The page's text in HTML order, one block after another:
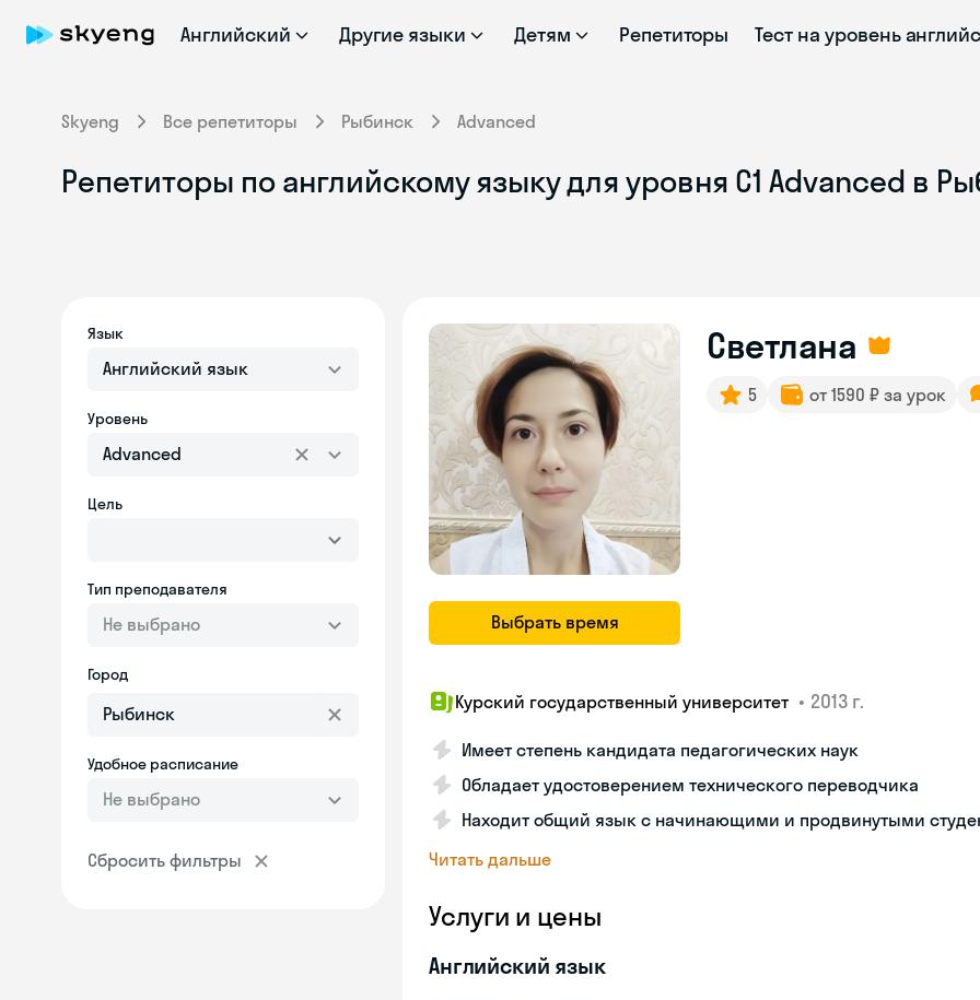
Английский Другие языки Детям Репетиторы Тест на уровень
Skyeng Все репетиторы Рыбинск Advanced
Репетиторы по английскому языку для уровня C1 Advanced в
Язык
Английский язык
Уровень
Advanced
Цель
Тип преподавателя
Не выбрано
Город
Удобное расписание
Не выбрано
Сбросить фильтры
Выбрать время
Светлана
5 от 1590 ₽ за урок
Курский государственный университет • 2013 г.
Имеет степень кандидата педагогических наук
Обладает удостоверением технического переводчика
Находит общий язык с начинающими и продвинутыми
Читать дальше
Услуги и цены
Английский язык